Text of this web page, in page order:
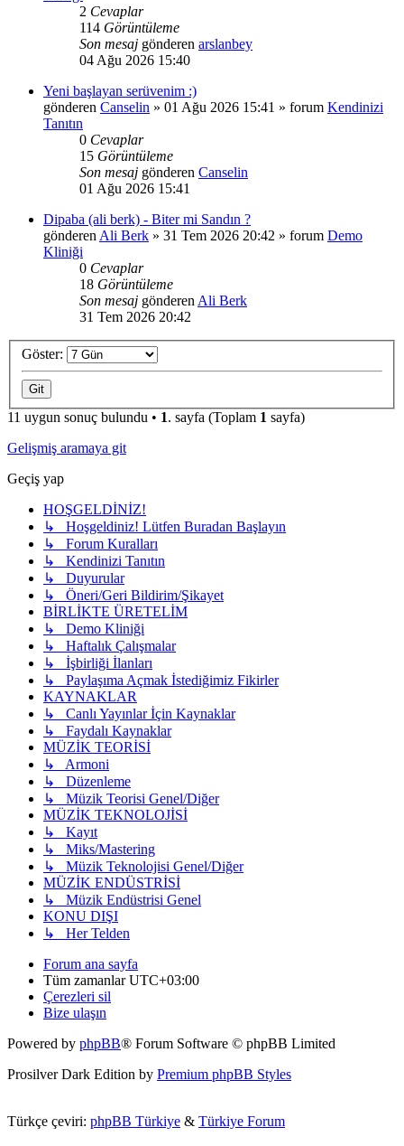
2 Cevaplar
114 Görüntüleme
Son mesaj gönderen arslanbey
04 Ağu 2026 15:40
Yeni başlayan serüvenim :)
gönderen Canselin » 01 Ağu 2026 15:41 » forum Kendinizi
Tanıtın
0 Cevaplar
15 Görüntüleme
Son mesaj gönderen Canselin
01 Ağu 2026 15:41
Dipaba (ali berk) - Biter mi Sandın ?
gönderen Ali Berk » 31 Tem 2026 20:42 » forum Demo
Kliniği
0 Cevaplar
18 Görüntüleme
Son mesaj gönderen Ali Berk
31 Tem 2026 20:42
Göster:
11 uygun sonuç bulundu • 1. sayfa (Toplam 1 sayfa)
Gelişmiş aramaya git
Geçiş yap
HOŞGELDİNİZ!
↳ Hoşgeldiniz! Lütfen Buradan Başlayın
↳ Forum Kuralları
↳ Kendinizi Tanıtın
↳ Duyurular
↳ Öneri/Geri Bildirim/Şikayet
BİRLİKTE ÜRETELİM
↳ Demo Kliniği
↳ Haftalık Çalışmalar
↳ İşbirliği İlanları
↳ Paylaşıma Açmak İstediğimiz Fikirler
KAYNAKLAR
↳ Canlı Yayınlar İçin Kaynaklar
↳ Faydalı Kaynaklar
MÜZİK TEORİSİ
↳ Armoni
↳ Düzenleme
↳ Müzik Teorisi Genel/Diğer
MÜZİK TEKNOLOJİSİ
↳ Kayıt
↳ Miks/Mastering
↳ Müzik Teknolojisi Genel/Diğer
MÜZİK ENDÜSTRİSİ
↳ Müzik Endüstrisi Genel
KONU DIŞI
↳ Her Telden
Forum ana sayfa
Tüm zamanlarUTC+03:00
Çerezleri sil
Bize ulaşın
Powered by phpBB® Forum Software © phpBB Limited
Prosilver Dark Edition by Premium phpBB Styles
Türkçe çeviri: phpBB Türkiye & Türkiye Forum